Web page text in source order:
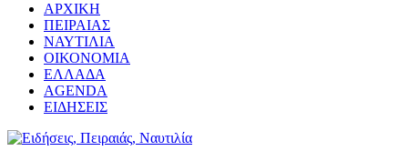
ΑΡΧΙΚΗ
ΠΕΙΡΑΙΑΣ
ΝΑΥΤΙΛΙΑ
ΟΙΚΟΝΟΜΙΑ
ΕΛΛΑΔΑ
AGENDA
ΕΙΔΗΣΕΙΣ